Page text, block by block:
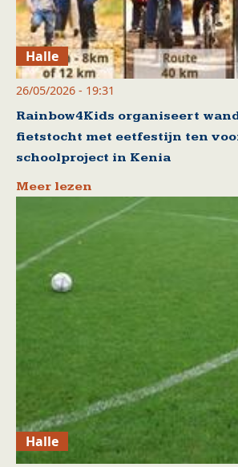
Halle
26/05/2026 - 19:31
Rainbow4Kids organiseert
fietstocht met eetfestijn ten
schoolproject in Kenia
Meer lezen
Halle